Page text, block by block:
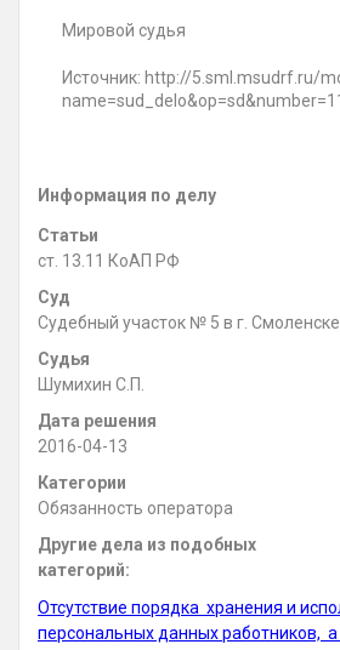
Мировой
Источник: http://5.sml.msudrf.ru/
Информация по делу
Статьи
ст. 13.11 КоАП РФ
Суд
Судебный участок № 5 в г. Смоленске
Судья
Шумихин С.П.
Дата решения
2016-04-13
Категории
Обязанность оператора
Другие дела из подобных
категорий:
Отсутствие порядка хранения и
персональных данных работников,